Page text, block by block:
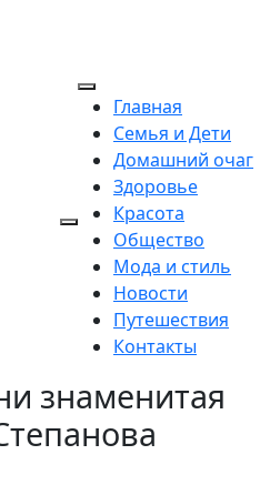
Главная
Семья и Дети
Домашний очаг
Здоровье
Красота
Общество
Мода и стиль
Новости
Путешествия
Контакты
знаменитая